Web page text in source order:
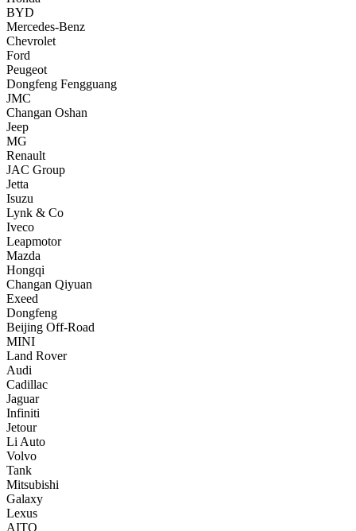
BYD
Mercedes-Benz
Chevrolet
Ford
Peugeot
Dongfeng Fengguang
JMC
Changan Oshan
Jeep
MG
Renault
JAC Group
Jetta
Isuzu
Lynk & Co
Iveco
Leapmotor
Mazda
Hongqi
Changan Qiyuan
Exeed
Dongfeng
Beijing Off-Road
MINI
Land Rover
Audi
Cadillac
Jaguar
Infiniti
Jetour
Li Auto
Volvo
Tank
Mitsubishi
Galaxy
Lexus
AITO